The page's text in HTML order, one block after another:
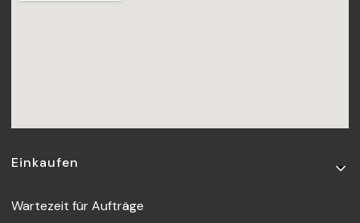
Fußzeilenmenü
Einkaufen
Wartezeit für Aufträge